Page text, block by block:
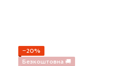
−20%
Безкоштовна 🚚